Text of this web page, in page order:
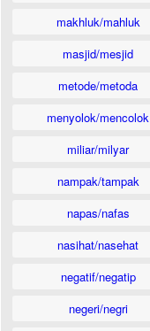
makhluk/mahluk
masjid/mesjid
metode/metoda
menyolok/mencolok
miliar/milyar
nampak/tampak
napas/nafas
nasihat/nasehat
negatif/negatip
negeri/negri